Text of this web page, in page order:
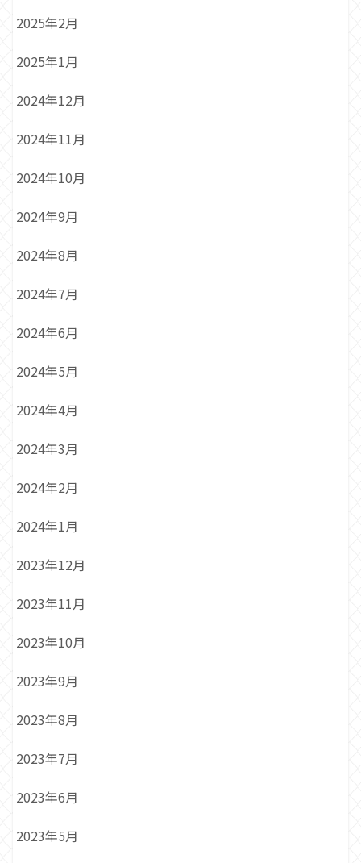
2025年2月
2025年1月
2024年12月
2024年11月
2024年10月
2024年9月
2024年8月
2024年7月
2024年6月
2024年5月
2024年4月
2024年3月
2024年2月
2024年1月
2023年12月
2023年11月
2023年10月
2023年9月
2023年8月
2023年7月
2023年6月
2023年5月